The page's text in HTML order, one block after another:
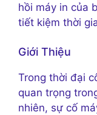
hồi máy in của
tiết kiệm thời
Giới Thiệu
Trong thời đại
quan trọng
nhiên, sự cố